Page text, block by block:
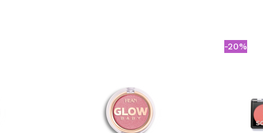
ICH
Durch die Erstellung
Einkäufe schnell
ESPAÑOL
-20%